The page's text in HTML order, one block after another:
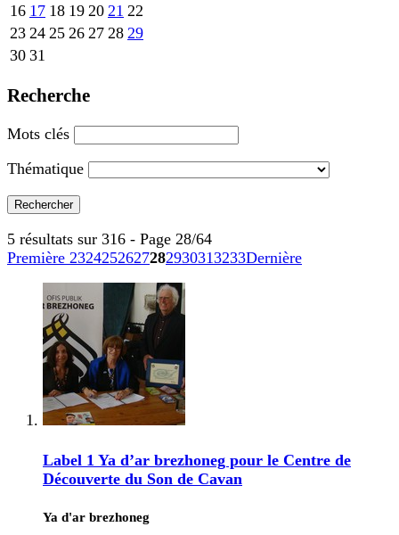
16 17 18 19 20 21 22
23 24 25 26 27 28 29
30 31
Recherche
Mots clés
Thématique
5 résultats sur 316 - Page 28/64
Première 2324252627282930313233Dernière
Label 1 Ya d’ar brezhoneg pour le Centre de
Découverte du Son de Cavan
Ya d'ar brezhoneg